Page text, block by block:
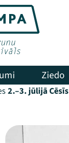
Ziedo
2.–3. jūlijā Cēsīs